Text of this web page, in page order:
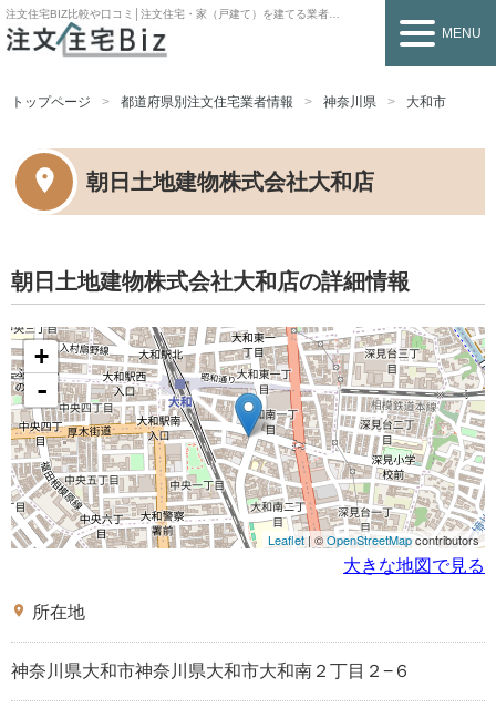
注文住宅BIZ比較や口コミ│注文住宅・家（戸建て）を建てる業者を探すなら
MENU
トップページ 都道府県別注文住宅業者情報 神奈川県 大和市
朝日土地建物株式会社大和店
朝日土地建物株式会社大和店の詳細情報
+
-
Leaflet | ©OpenStreetMapcontributors
大きな地図で見る
place 所在地
神奈川県大和市神奈川県大和市大和南２丁目２−６